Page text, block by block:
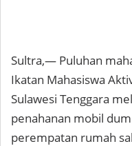
Sultra,— Puluhan
Ikatan Mahasiswa
Sulawesi Tenggara
penahanan mobil
perempatan rumah